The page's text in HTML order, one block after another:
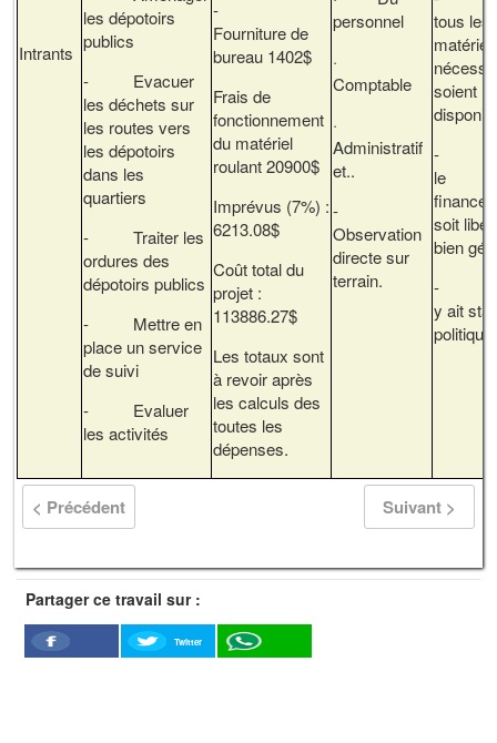
Intrants
les dépotoirs
publics
- Evacuer
les déchets sur
les routes vers
les dépotoirs
dans les
quartiers
- Traiter les
ordures des
dépotoirs publics
- Mettre en
place un service
de suivi
- Evaluer
les activités
-
Fourniture de
bureau 1402$
Frais de
fonctionnement
du matériel
roulant 20900$
Imprévus (7%) :
6213.08$
Coût total du
projet :
113886.27$
Les totaux sont
à revoir après
les calculs des
toutes les
dépenses.
personnel
·
Comptable
·
Administratif
et..
-
Observation
directe sur
terrain.
tous les
soient
-
le
soit
bien
-
y ait
politique.
< Précédent Suivant >
Partager ce travail sur :
Facebook
Twitter